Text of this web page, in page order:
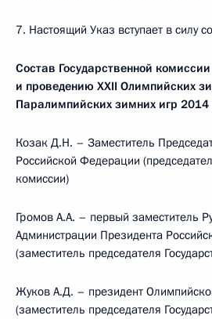
7. Настоящий Указ вступает в силу
Состав Государственной комиссии
и проведению XXII Олимпийских
Паралимпийских зимних игр 2014
Козак Д.Н. – Заместитель
Российской Федерации
комиссии)
Громов А.А. – первый заместитель
Администрации Президента
(заместитель председателя
Жуков А.Д. – президент
(заместитель председателя